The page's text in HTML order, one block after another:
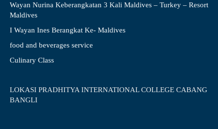
Wayan Nurina Keberangkatan 3 Kali Maldives – Turkey – Resort
Maldives
I Wayan Ines Berangkat Ke- Maldives
food and beverages service
Culinary Class
LOKASI PRADHITYA INTERNATIONAL COLLEGE CABANG
BANGLI